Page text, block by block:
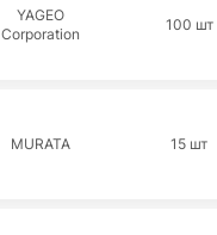
YAGEO
Corporation
100 шт
MURATA 15 шт